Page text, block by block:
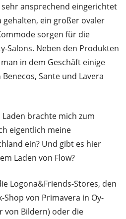
ansprechend eingerichtet
gehalten, ein großer ovaler
sorgen für die
Salons. Neben den Produkten
in dem Geschäft einige
Sante und Lavera
brachte mich zum
eigentlich meine
ein? Und gibt es hier
Laden von Flow?
Logona&Friends-Stores, den
von Primavera in Oy-
von Bildern) oder die